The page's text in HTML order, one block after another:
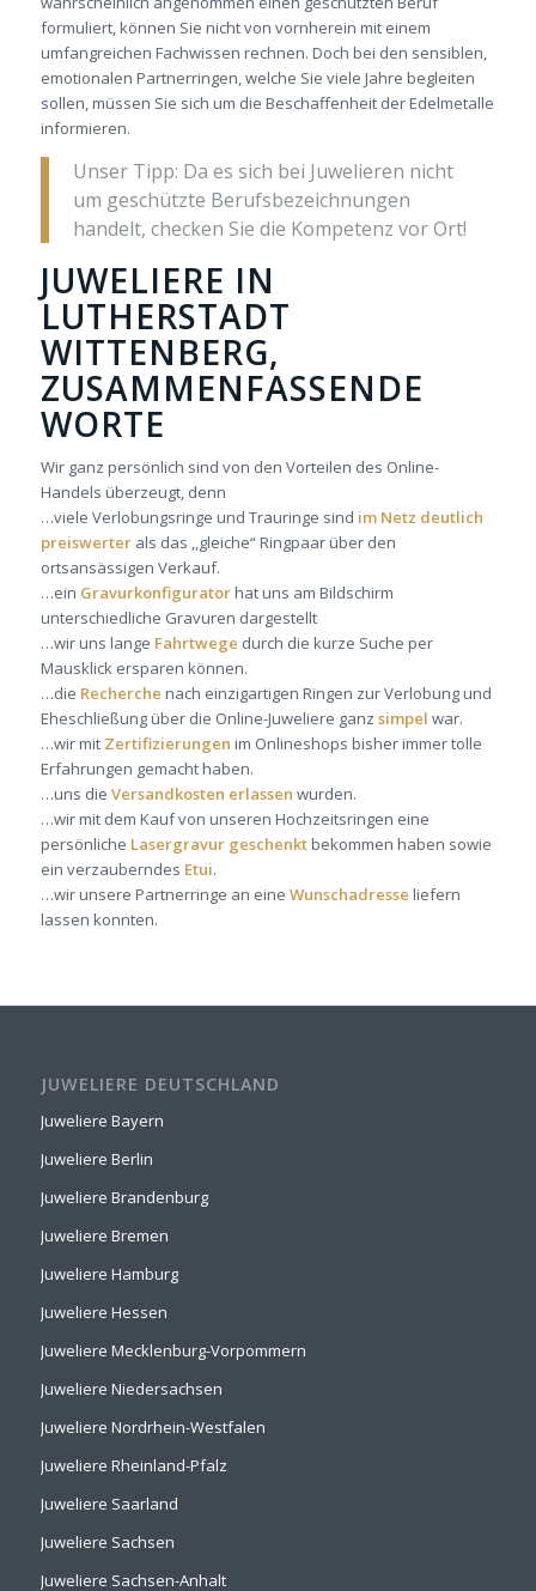
formuliert, können Sie nicht von vornherein mit einem
umfangreichen Fachwissen rechnen. Doch bei den sensiblen,
emotionalen Partnerringen, welche Sie viele Jahre begleiten
sollen, müssen Sie sich um die Beschaffenheit der Edelmetalle
informieren.
Unser Tipp: Da es sich bei Juwelieren nicht
um geschützte Berufsbezeichnungen
handelt, checken Sie die Kompetenz vor Ort!
JUWELIERE IN
LUTHERSTADT
WITTENBERG,
ZUSAMMENFASSENDE
WORTE
Wir ganz persönlich sind von den Vorteilen des Online-
Handels überzeugt, denn
…viele Verlobungsringe und Trauringe sind im Netz deutlich
preiswerterals das ,,gleiche“ Ringpaar über den
ortsansässigen Verkauf.
…ein Gravurkonfiguratorhat uns am Bildschirm
unterschiedliche Gravuren dargestellt
…wir uns lange Fahrtwege durch die kurze Suche per
Mausklick ersparen können.
…die Recherche nach einzigartigen Ringen zur Verlobung und
Eheschließung über die Online-Juweliere ganz simpel war.
…wir mit Zertifizierungen im Onlineshops bisher immer tolle
Erfahrungen gemacht haben.
…uns die Versandkosten erlassen wurden.
…wir mit dem Kauf von unseren Hochzeitsringen eine
persönliche Lasergravur geschenktbekommen haben sowie
ein verzauberndes Etui.
…wir unsere Partnerringe an eine Wunschadresse liefern
lassen konnten.
JUWELIERE DEUTSCHLAND
Juweliere Bayern
Juweliere Berlin
Juweliere Brandenburg
Juweliere Bremen
Juweliere Hamburg
Juweliere Hessen
Juweliere Mecklenburg-Vorpommern
Juweliere Niedersachsen
Juweliere Nordrhein-Westfalen
Juweliere Rheinland-Pfalz
Juweliere Saarland
Juweliere Sachsen
Juweliere Sachsen-Anhalt